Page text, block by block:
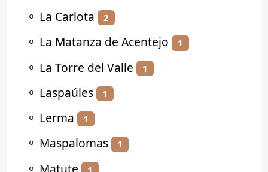
⚬ La Carlota 2
⚬ La Matanza de Acentejo 1
⚬ La Torre del Valle 1
⚬ Laspaúles 1
⚬ Lerma 1
⚬ Maspalomas 1
⚬ Matute 1